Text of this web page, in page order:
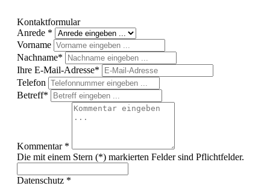
Kontaktformular
Anrede *
Vorname
Nachname*
Ihre E-Mail-Adresse*
Telefon
Betreff*
Kommentar *
Die mit einem Stern (*) markierten Felder sind Pflichtfelder.
Datenschutz *